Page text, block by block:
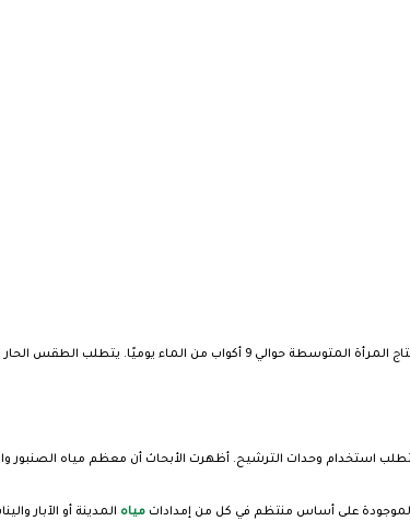
استخدام وحدات الترشيح. أظهرت الأبحاث أن معظم مياه الصنبور
مياه المدينة أو الآبار